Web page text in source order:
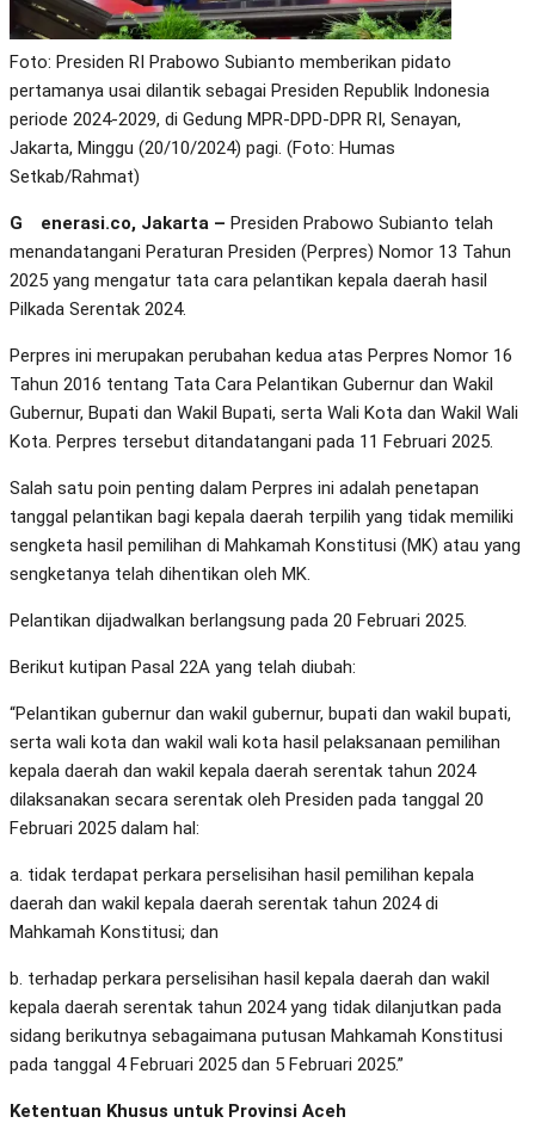
Foto: Presiden RI Prabowo Subianto memberikan pidato
pertamanya usai dilantik sebagai Presiden Republik Indonesia
periode 2024-2029, di Gedung MPR-DPD-DPR RI, Senayan,
Jakarta, Minggu (20/10/2024) pagi. (Foto: Humas
Setkab/Rahmat)
Generasi.co, Jakarta – Presiden Prabowo Subianto telah
menandatangani Peraturan Presiden (Perpres) Nomor 13 Tahun
2025 yang mengatur tata cara pelantikan kepala daerah hasil
Pilkada Serentak 2024.
Perpres ini merupakan perubahan kedua atas Perpres Nomor 16
Tahun 2016 tentang Tata Cara Pelantikan Gubernur dan Wakil
Gubernur, Bupati dan Wakil Bupati, serta Wali Kota dan Wakil Wali
Kota. Perpres tersebut ditandatangani pada 11 Februari 2025.
Salah satu poin penting dalam Perpres ini adalah penetapan
tanggal pelantikan bagi kepala daerah terpilih yang tidak memiliki
sengketa hasil pemilihan di Mahkamah Konstitusi (MK) atau yang
sengketanya telah dihentikan oleh MK.
Pelantikan dijadwalkan berlangsung pada 20 Februari 2025.
Berikut kutipan Pasal 22A yang telah diubah:
“Pelantikan gubernur dan wakil gubernur, bupati dan wakil bupati,
serta wali kota dan wakil wali kota hasil pelaksanaan pemilihan
kepala daerah dan wakil kepala daerah serentak tahun 2024
dilaksanakan secara serentak oleh Presiden pada tanggal 20
Februari 2025 dalam hal:
a. tidak terdapat perkara perselisihan hasil pemilihan kepala
daerah dan wakil kepala daerah serentak tahun 2024 di
Mahkamah Konstitusi; dan
b. terhadap perkara perselisihan hasil kepala daerah dan wakil
kepala daerah serentak tahun 2024 yang tidak dilanjutkan pada
sidang berikutnya sebagaimana putusan Mahkamah Konstitusi
pada tanggal 4 Februari 2025 dan 5 Februari 2025.”
Ketentuan Khusus untuk Provinsi Aceh